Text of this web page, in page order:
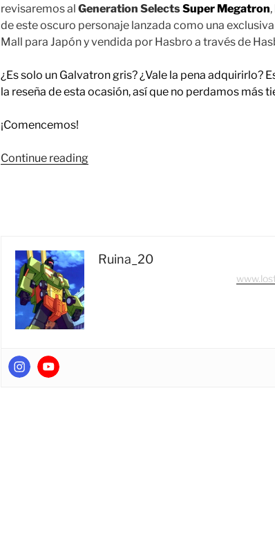
revisaremos al Generation SelectsSuper Megatron
de este oscuro personaje lanzada como una
Mall para Japón y vendida por Hasbro a través de
¿Es solo un Galvatron gris? ¿Vale la pena adquirirlo?
la reseña de esta ocasión, así que no perdamos más
¡Comencemos!
Continue reading“Foto
Megatron
Ruina_20